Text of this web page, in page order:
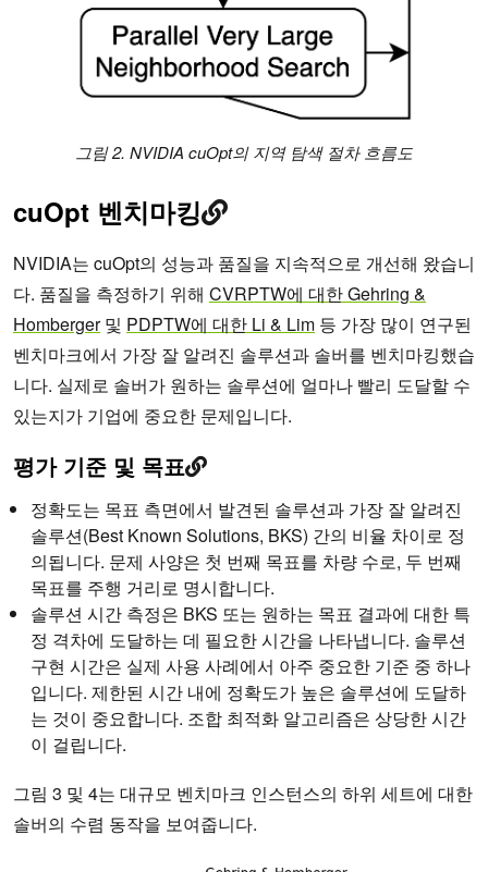
그림 2. NVIDIA cuOpt의 지역 탐색 절차 흐름도
cuOpt 벤치마킹
NVIDIA는 cuOpt의 성능과 품질을 지속적으로 개선해 왔습니
다. 품질을 측정하기 위해 CVRPTW에 대한 Gehring &
Homberger및 PDPTW에 대한 Li & Lim 등 가장 많이 연구된
벤치마크에서 가장 잘 알려진 솔루션과 솔버를 벤치마킹했습
니다. 실제로 솔버가 원하는 솔루션에 얼마나 빨리 도달할 수
있는지가 기업에 중요한 문제입니다.
평가 기준 및 목표
정확도는 목표 측면에서 발견된 솔루션과 가장 잘 알려진
솔루션(Best Known Solutions, BKS) 간의 비율 차이로 정
의됩니다. 문제 사양은 첫 번째 목표를 차량 수로, 두 번째
목표를 주행 거리로 명시합니다.
솔루션 시간 측정은 BKS 또는 원하는 목표 결과에 대한 특
정 격차에 도달하는 데 필요한 시간을 나타냅니다. 솔루션
구현 시간은 실제 사용 사례에서 아주 중요한 기준 중 하나
입니다. 제한된 시간 내에 정확도가 높은 솔루션에 도달하
는 것이 중요합니다. 조합 최적화 알고리즘은 상당한 시간
이 걸립니다.
그림 3 및 4는 대규모 벤치마크 인스턴스의 하위 세트에 대한
솔버의 수렴 동작을 보여줍니다.